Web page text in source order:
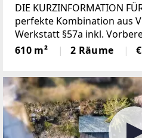
DIE KURZINFORMATION FÜR
perfekte Kombination aus
Werkstatt §57a inkl. Vorbereitung
Bühne * komplette Grundausrüstung * Nutzfläche
von rund 610 m² auf 2
610 m² 2 Räume